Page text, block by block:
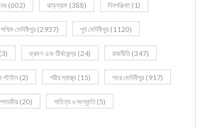
(602) ঝাড়গ্রাম (388) দিনপঞ্জিকা (1)
পশ্চিম মেদিনীপুর (2937) পূর্ব মেদিনীপুর (1120)
ভ্রমণ এবং তীর্থকেন্দ্র (24) রাজনীতি(347)
স্টাইল (2) শরীর স্বাস্থ্য (15) শহর মেদিনীপুর (917)
(20) সাহিত্য ও সংস্কৃতি(5)